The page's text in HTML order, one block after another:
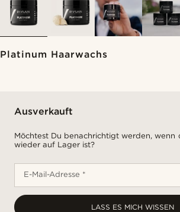
Platinum Haarwachs
Ausverkauft
Möchtest Du benachrichtigt werden, wenn
wieder auf Lager ist?
E-Mail-Adresse *
LASS ES MICH WISSEN